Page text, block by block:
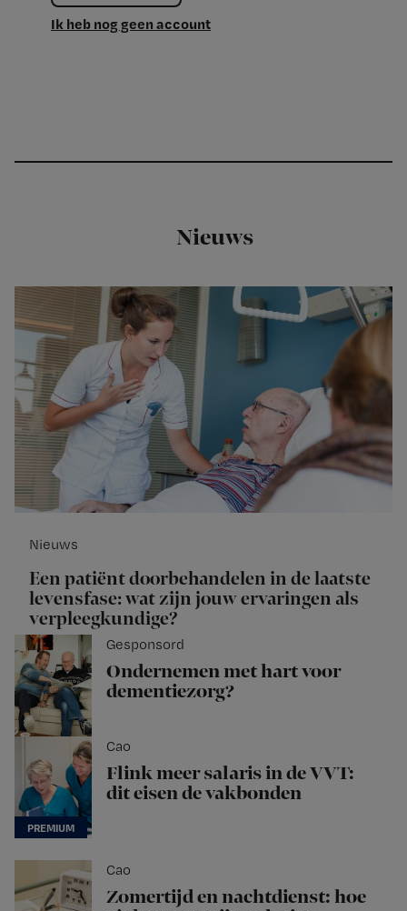
Ik heb nog geen account
Nieuws
Nieuws
Een patiënt doorbehandelen in de laatste
levensfase: wat zijn jouw ervaringen als
verpleegkundige?
Gesponsord
Ondernemen met hart voor
dementiezorg?
Cao
Flink meer salaris in de VVT:
dit eisen de vakbonden
Cao
Zomertijd en nachtdienst: hoe